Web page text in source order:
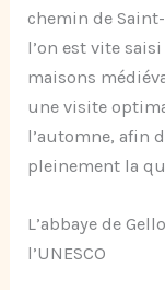
chemin de
l’on est vite
maisons
une visite
l’automne, afin
pleinement la
L’abbaye de
l’UNESCO